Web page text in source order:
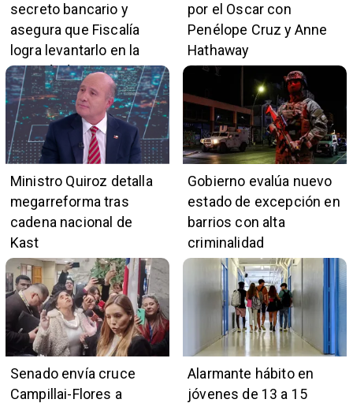
secreto bancario y
asegura que Fiscalía
logra levantarlo en la
mayoría de casos
por el Oscar con
Penélope Cruz y Anne
Hathaway
Ministro Quiroz detalla
megarreforma tras
cadena nacional de
Kast
Gobierno evalúa nuevo
estado de excepción en
barrios con alta
criminalidad
Senado envía cruce
Campillai-Flores a
Alarmante hábito en
jóvenes de 13 a 15